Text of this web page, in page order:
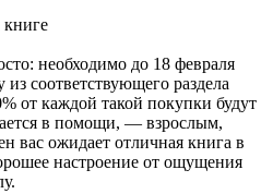
необходимо до 18 февраля
соответствующего раздела
от каждой такой покупки будут
в помощи, — взрослым,
вас ожидает отличная книга в
настроение от ощущения